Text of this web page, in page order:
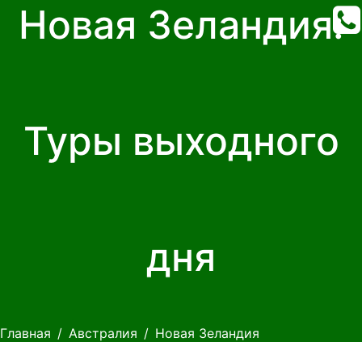
Новая Зеландия:
Туры выходного
дня
Главная Австралия
Новая Зеландия